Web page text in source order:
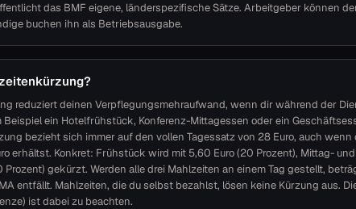
das BMF eigene, länderspezifische Sätze. Arbeitgeber können
buchen ihn als Betriebsausgabe.
reduziert deinen Verpflegungsmehraufwand, wenn dir während der
ein Hotelfrühstück, Konferenz-Mittagessen oder ein
bezieht sich immer auf den vollen Tagessatz von 28 Euro, auch wenn
erhältst. Konkret: Frühstück wird mit 5,60 Euro (20 Prozent), Mittag-
Prozent) gekürzt. Werden alle drei Mahlzeiten an einem Tag gestellt,
entfällt. Mahlzeiten, die du selbst bezahlst, lösen keine Kürzung aus.
ist dabei zu beachten.